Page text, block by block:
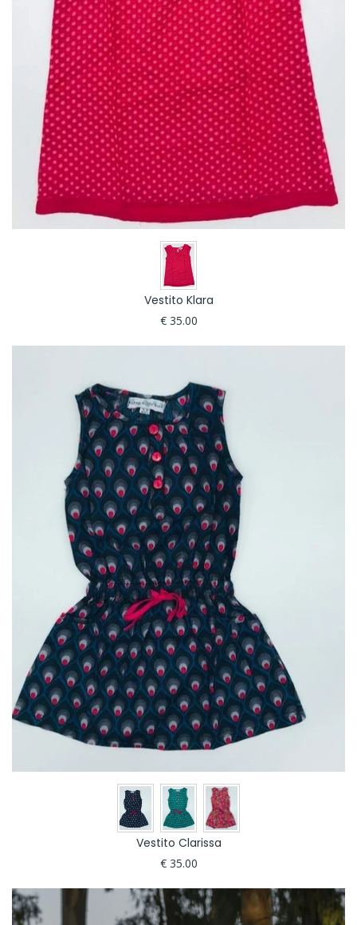
Vestito Klara
€ 35.00
Vestito Clarissa
€ 35.00